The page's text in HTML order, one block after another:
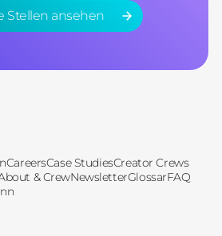
Stellen ansehen
ansehen
CareersCase StudiesCreator Crews
& CrewNewsletterGlossarFAQ